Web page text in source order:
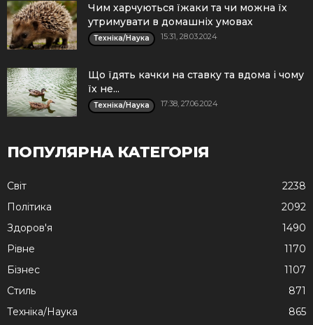
Чим харчуються їжаки та чи можна їх
утримувати в домашніх умовах
Техніка/Наука 15:31, 28.03.2024
Що їдять качки на ставку та вдома і чому
їх не...
Техніка/Наука 17:38, 27.06.2024
ПОПУЛЯРНА КАТЕГОРІЯ
Cвіт
2238
Політика
2092
Здоров'я
1490
Рівне
1170
Бізнес
1107
Стиль
871
Техніка/Наука
865